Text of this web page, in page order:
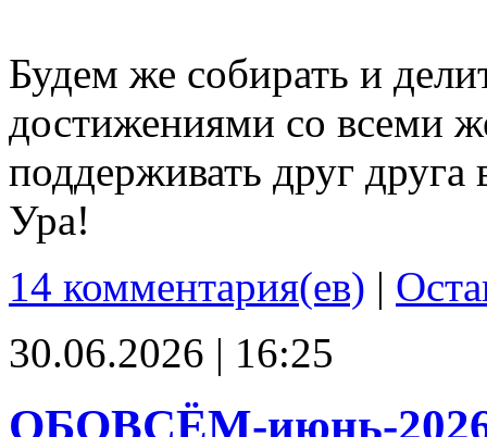
Будем же собирать и
достижениями со всеми
поддерживать друг
Ура!
14 комментария(ев) |
30.06.2026 | 16:25
ОБОВСЁМ-июнь-